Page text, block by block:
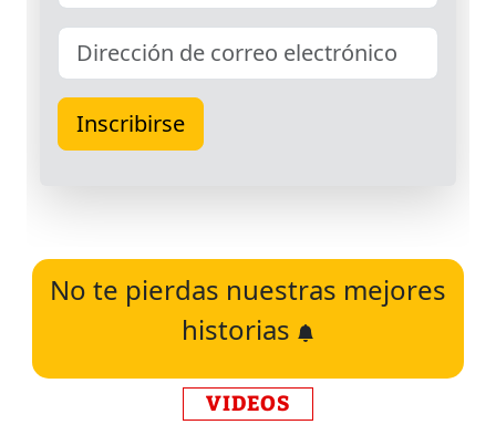
No te pierdas nuestras mejores
historias
VIDEOS